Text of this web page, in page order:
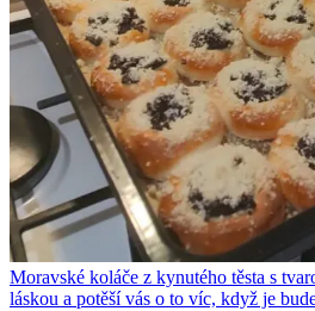
Moravské koláče z kynutého těsta s
láskou a potěší vás o to víc, když je